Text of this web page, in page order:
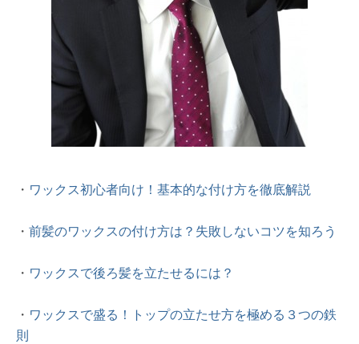
・ ワックス初心者向け！基本的な付け方を徹底解説
・ 前髪のワックスの付け方は？失敗しないコツを知ろう
・ ワックスで後ろ髪を立たせるには？
・ ワックスで盛る！トップの立たせ方を極める３つの鉄
則